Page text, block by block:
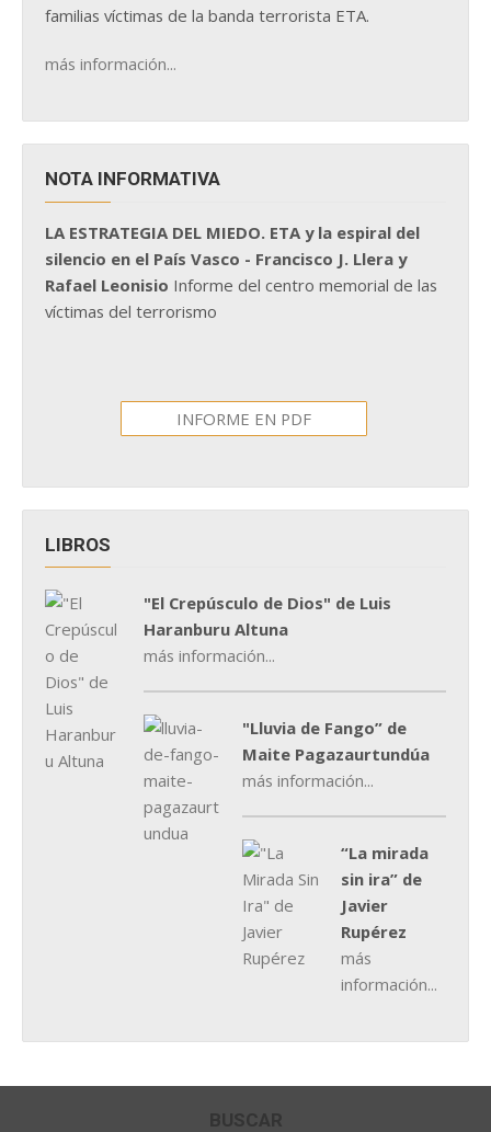
familias víctimas de la banda terrorista ETA.
más información...
NOTA INFORMATIVA
LA ESTRATEGIA DEL MIEDO. ETA y la espiral del
silencio en el País Vasco - Francisco J. Llera y
Rafael Leonisio Informe del centro memorial de las
víctimas del terrorismo
INFORME EN PDF
LIBROS
"El Crepúsculo de Dios" de Luis
Haranburu Altuna
más información...
"Lluvia de Fango” de
Maite Pagazaurtundúa
más información...
“La mirada
sin ira” de
Javier
Rupérez
más
información...
BUSCAR